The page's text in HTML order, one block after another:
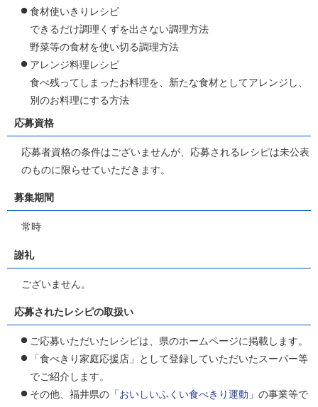
食材使いきりレシピ
できるだけ調理くずを出さない調理方法
野菜等の食材を使い切る調理方法
アレンジ料理レシピ
食べ残ってしまったお料理を、新たな食材としてアレンジし、
別のお料理にする方法
応募資格
応募者資格の条件はございませんが、応募されるレシピは未公表
のものに限らせていただきます。
募集期間
常時
謝礼
ございません。
応募されたレシピの取扱い
ご応募いただいたレシピは、県のホームページに掲載します。
「食べきり家庭応援店」として登録していただいたスーパー等
でご紹介します。
その他、福井県の 「おいしいふくい食べきり運動」 の事業等で